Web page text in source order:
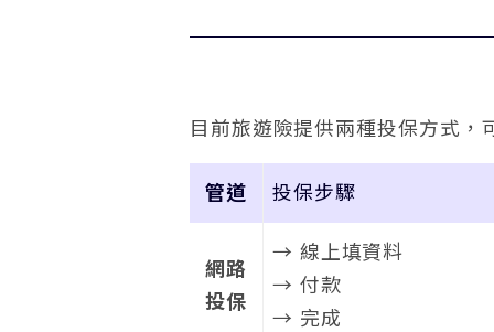
目前旅遊險提供兩種投保方式
管道 投保步驟
網路
投保
→ 線上填資料
→ 付款
→ 完成